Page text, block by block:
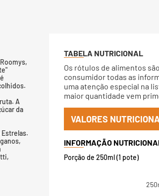
A
da
TABELA NUTRICIONAL
Os rótulos de alimentos
consumidor todas as
uma atenção especial na
maior quantidade vem
VALORES
Porção de 250ml (1 pote)